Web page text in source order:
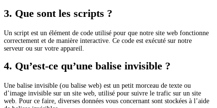
3. Que sont les scripts ?
Un script est un élément de code utilisé pour que notre site web fonctionne
correctement et de manière interactive. Ce code est exécuté sur notre
serveur ou sur votre appareil.
4. Qu’est-ce qu’une balise invisible ?
Une balise invisible (ou balise web) est un petit morceau de texte ou
d’image invisible sur un site web, utilisé pour suivre le trafic sur un site
web. Pour ce faire, diverses données vous concernant sont stockées à l’aide